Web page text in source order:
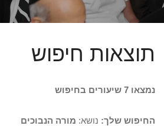
תוצאות חיפוש
נמצאו 7 שיעורים בחיפוש
החיפוש שלך: נושא: מורה הנבוכים